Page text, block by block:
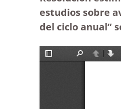
estudios sobre
del ciclo anual”